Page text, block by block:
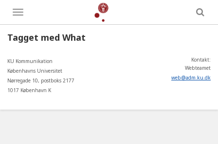
Toggle
menu
Tagget med What
KU Kommunikation
Københavns Universitet
Nørregade 10, postboks 2177
1017 København K
Kontakt:
Webteamet
web@adm.ku.dk